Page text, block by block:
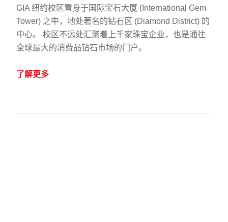
GIA 纽约校区置身于国际宝石大厦 (International Gem
Tower) 之中，地处著名的钻石区 (Diamond District) 的
中心。 校区不远处汇聚着上千家珠宝企业，也是通往
全球最大的消费品钻石市场的门户。
了解更多